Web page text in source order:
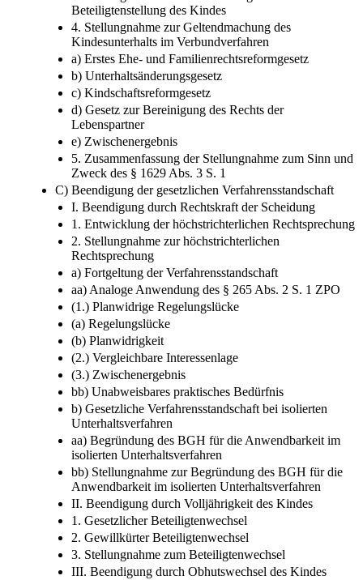
Beteiligtenstellung des Kindes
4. Stellungnahme zur Geltendmachung des
Kindesunterhalts im Verbundverfahren
a) Erstes Ehe- und Familienrechtsreformgesetz
b) Unterhaltsänderungsgesetz
c) Kindschaftsreformgesetz
d) Gesetz zur Bereinigung des Rechts der
Lebenspartner
e) Zwischenergebnis
5. Zusammenfassung der Stellungnahme zum Sinn und
Zweck des § 1629 Abs. 3 S. 1
C) Beendigung der gesetzlichen Verfahrensstandschaft
I. Beendigung durch Rechtskraft der Scheidung
1. Entwicklung der höchstrichterlichen Rechtsprechung
2. Stellungnahme zur höchstrichterlichen
Rechtsprechung
a) Fortgeltung der Verfahrensstandschaft
aa) Analoge Anwendung des § 265 Abs. 2 S. 1 ZPO
(1.) Planwidrige Regelungslücke
(a) Regelungslücke
(b) Planwidrigkeit
(2.) Vergleichbare Interessenlage
(3.) Zwischenergebnis
bb) Unabweisbares praktisches Bedürfnis
b) Gesetzliche Verfahrensstandschaft bei isolierten
Unterhaltsverfahren
aa) Begründung des BGH für die Anwendbarkeit im
isolierten Unterhaltsverfahren
bb) Stellungnahme zur Begründung des BGH für die
Anwendbarkeit im isolierten Unterhaltsverfahren
II. Beendigung durch Volljährigkeit des Kindes
1. Gesetzlicher Beteiligtenwechsel
2. Gewillkürter Beteiligtenwechsel
3. Stellungnahme zum Beteiligtenwechsel
III. Beendigung durch Obhutswechsel des Kindes